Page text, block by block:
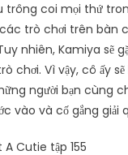
trông coi mọi thứ
trò chơi trên bàn
nhiên, Kamiya sẽ
chơi. Vì vậy, cô ấy sẽ
người bạn cùng
vào và cố gắng giải